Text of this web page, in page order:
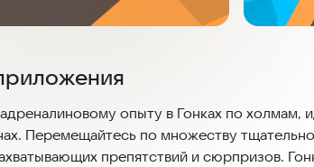
опыту в Гонках по холмам,
Перемещайтесь по множеству
препятствий и сюрпризов.